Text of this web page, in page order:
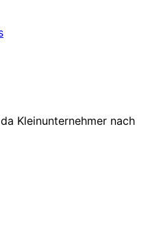
Kleinunternehmer nach